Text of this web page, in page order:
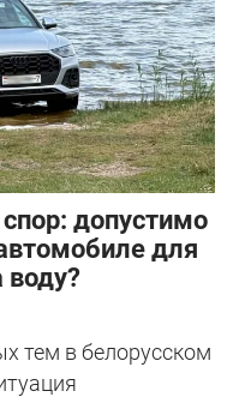
допустимо
для
воду?
тем в белорусском